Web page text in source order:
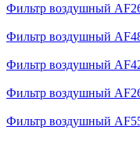
Фильтр воздушный
Фильтр воздушный
Фильтр воздушный
Фильтр воздушный
Фильтр воздушный